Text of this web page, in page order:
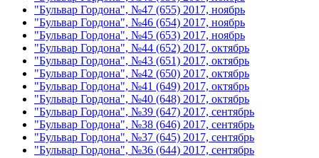
"Бульвар Гордона", №47 (655) 2017, ноябрь
"Бульвар Гордона", №46 (654) 2017, ноябрь
"Бульвар Гордона", №45 (653) 2017, ноябрь
"Бульвар Гордона", №44 (652) 2017, октябрь
"Бульвар Гордона", №43 (651) 2017, октябрь
"Бульвар Гордона", №42 (650) 2017, октябрь
"Бульвар Гордона", №41 (649) 2017, октябрь
"Бульвар Гордона", №40 (648) 2017, октябрь
"Бульвар Гордона", №39 (647) 2017, сентябрь
"Бульвар Гордона", №38 (646) 2017, сентябрь
"Бульвар Гордона", №37 (645) 2017, сентябрь
"Бульвар Гордона", №36 (644) 2017, сентябрь